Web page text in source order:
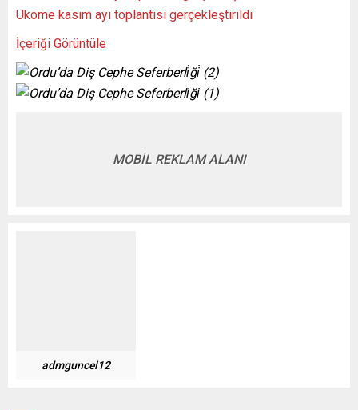
Ukome kasım ayı toplantısı gerçekleştirildi
İçeriği Görüntüle
MOBİL REKLAM ALANI
admguncel12